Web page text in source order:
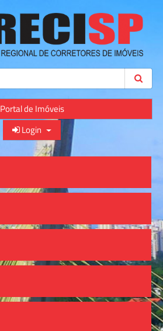
Portal de Imóveis
Login